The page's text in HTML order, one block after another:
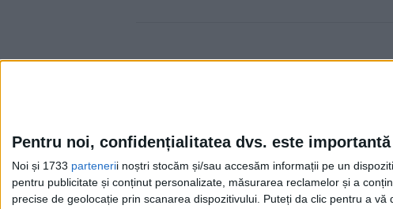
Pentru noi, confidențialitatea dvs. este importantă
Noi și 1733 partenerii noștri stocăm și/sau accesăm informații pe un
pentru publicitate și conținut personalizate, măsurarea reclamelor și a
precise de geolocație prin scanarea dispozitivului. Puteți da clic pentru a
Cea mai mare revistă de istorie din Europa!.
Media KIT